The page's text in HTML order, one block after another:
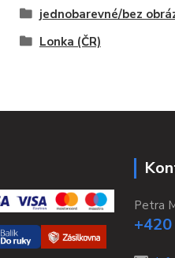
jednobarevné/bez
Lonka (ČR)
Petra